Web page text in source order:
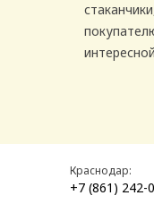
Краснодар:
+7 (861) 242-